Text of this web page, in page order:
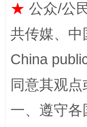
解纷+调解+退
★ 公众/公
共传媒、中
China
同意其观
一、遵守